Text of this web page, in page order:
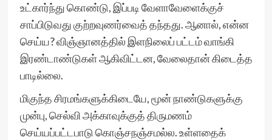
உட்கார்ந்து கொண்டு, இப்படி வேளாவேளைக்குச்
சாப்பிடுவது குற்றவுணர்வைத் தந்தது. ஆனால், என்ன
செய்ய? விஞ்ஞானத்தில் இளநிலைப் பட்டம் வாங்கி
இரண்டாண்டுகள் ஆகிவிட்டன, வேலைதான் கிடைத்த
பாடில்லை.
மிகுந்த சிரமங்களுக்கிடையே, மூன் நாண்டுகளுக்கு
முன்பு, செல்வி அக்காவுக்குத் திருமணம்
செய்யப்பட்டபாடு கொஞ்சநஞ்சமல்ல. உள்ளதைக்